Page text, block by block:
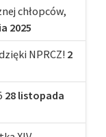
chłopców,
2025
NPRCZ! 2
28 listopada